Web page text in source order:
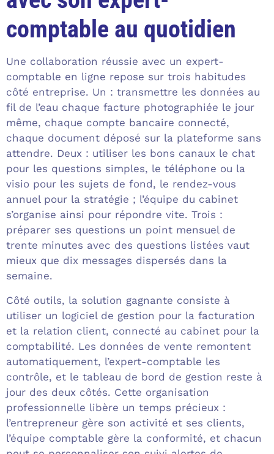
comptable au quotidien
Une collaboration réussie avec un expert-
comptable en ligne repose sur trois habitudes
côté entreprise. Un : transmettre les données au
fil de l’eau chaque facture photographiée le jour
même, chaque compte bancaire connecté,
chaque document déposé sur la plateforme sans
attendre. Deux : utiliser les bons canaux le chat
pour les questions simples, le téléphone ou la
visio pour les sujets de fond, le rendez-vous
annuel pour la stratégie ; l’équipe du cabinet
s’organise ainsi pour répondre vite. Trois :
préparer ses questions un point mensuel de
trente minutes avec des questions listées vaut
mieux que dix messages dispersés dans la
semaine.
Côté outils, la solution gagnante consiste à
utiliser un logiciel de gestion pour la facturation
et la relation client, connecté au cabinet pour la
comptabilité. Les données de vente remontent
automatiquement, l’expert-comptable les
contrôle, et le tableau de bord de gestion reste à
jour des deux côtés. Cette organisation
professionnelle libère un temps précieux :
l’entrepreneur gère son activité et ses clients,
l’équipe comptable gère la conformité, et chacun